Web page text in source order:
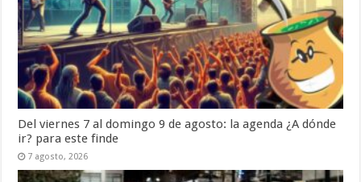
Del viernes 7 al domingo 9 de agosto: la agenda ¿A dónde
ir? para este finde
7 agosto, 2026